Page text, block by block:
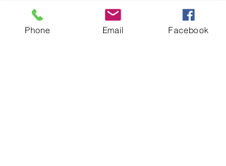
Ich mache daher den Vorschlag, sich
nur mit dem Hol- und Bringverkehr
Phone Email Facebook